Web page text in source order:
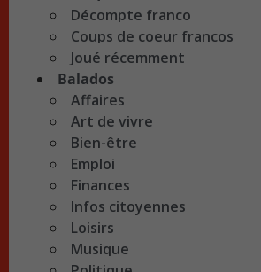
Décompte franco
Coups de coeur francos
Joué récemment
Balados
Affaires
Art de vivre
Bien-être
Emploi
Finances
Infos citoyennes
Loisirs
Musique